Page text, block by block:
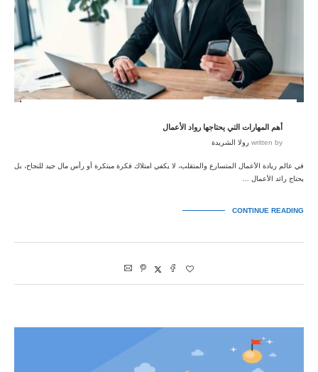
أهم المهارات التي يحتاجها رواد الأعمال
written by رولا الشريدة
في عالم ريادة الأعمال المتسارع والمتقلب، لا يكفي امتلاك فكرة مبتكرة أو رأس مال جيد للنجاح، بل
يحتاج رائد الأعمال …
CONTINUE READING